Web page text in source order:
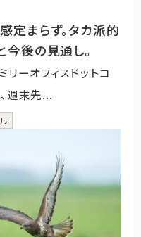
定まらず。タカ派的
後の見通し。
ーオフィスドットコ
週末先...